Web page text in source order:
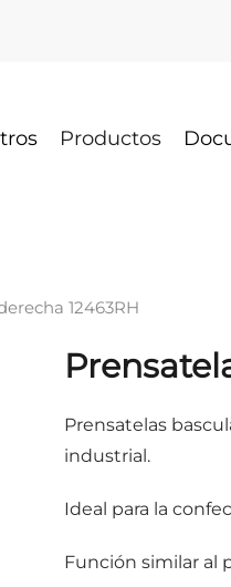
Productos
12463RH
Prensatelas
industrial.
Ideal para la
Función similar al